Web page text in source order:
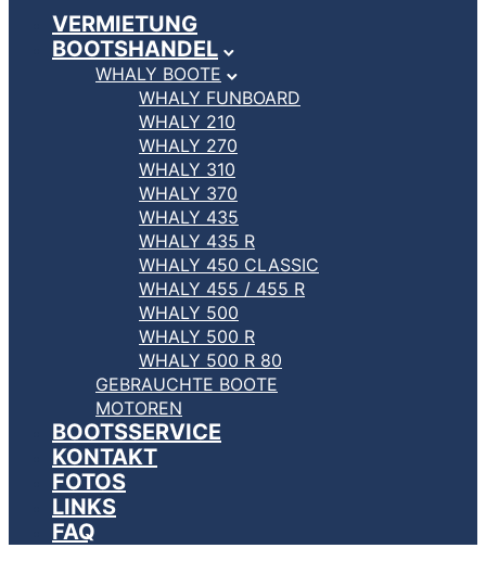
VERMIETUNG
BOOTSHANDEL
WHALY BOOTE
WHALY FUNBOARD
WHALY 210
WHALY 270
WHALY 310
WHALY 370
WHALY 435
WHALY 435 R
WHALY 450 CLASSIC
WHALY 455 / 455 R
WHALY 500
WHALY 500 R
WHALY 500 R 80
GEBRAUCHTE BOOTE
MOTOREN
BOOTSSERVICE
KONTAKT
FOTOS
LINKS
FAQ